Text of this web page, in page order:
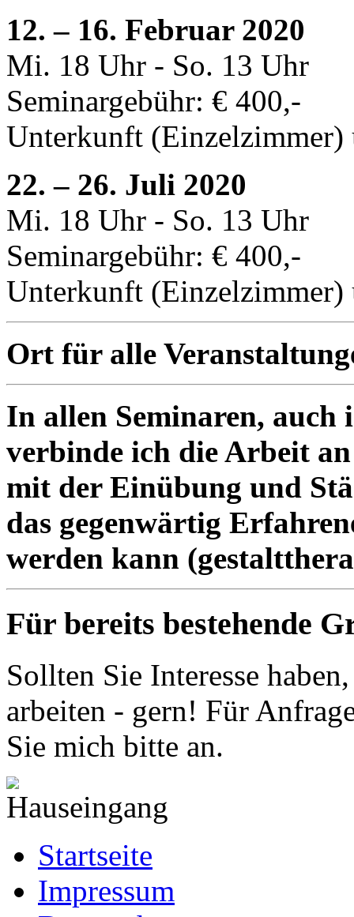
12. – 16. Februar 2020
Mi. 18 Uhr - So. 13 Uhr
Seminargebühr: € 400,-
Unterkunft
22. – 26. Juli 2020
Mi. 18 Uhr - So. 13 Uhr
Seminargebühr: € 400,-
Unterkunft
Ort für alle
In allen Seminaren, auch
verbinde ich die Arbeit
mit der Einübung und
das gegenwärtig
werden kann
Für bereits bestehende
Sollten Sie Interesse
arbeiten - gern! Für
Sie mich bitte an.
Startseite
Impressum